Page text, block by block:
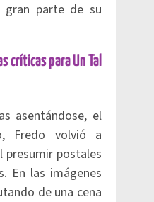
parte de su
críticas para Un Tal
asentándose, el
Fredo volvió a
presumir postales
En las imágenes
de una cena